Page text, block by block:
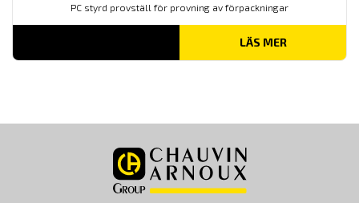
PC styrd provställ för provning av förpackningar
LÄS MER